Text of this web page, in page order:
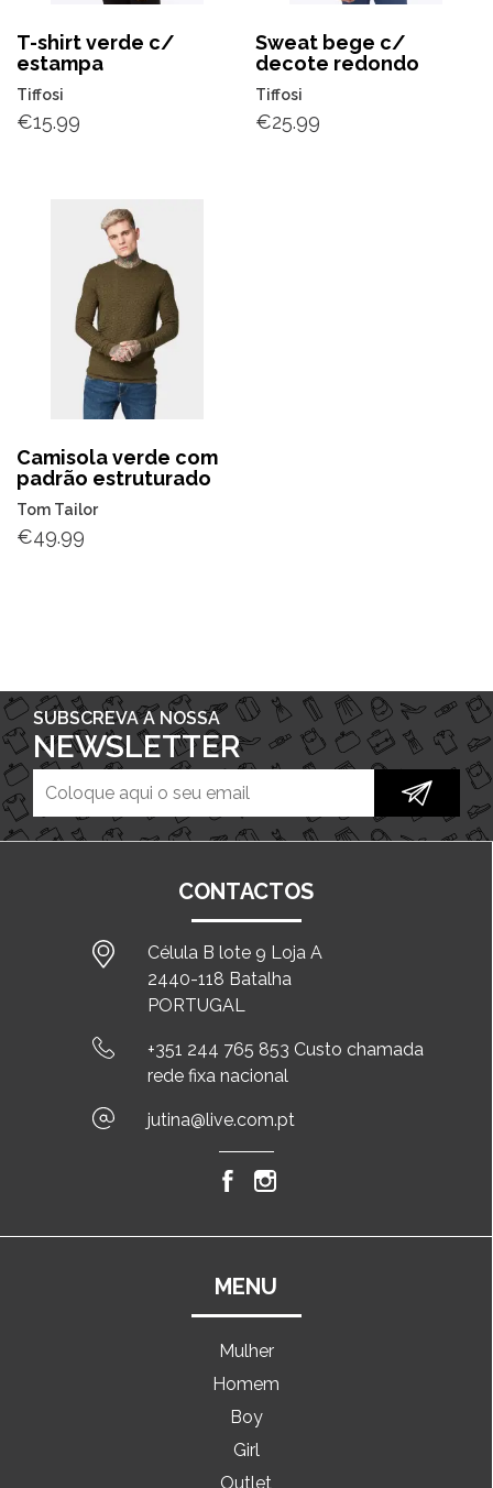
T-shirt verde c/
estampa
Tiffosi
€15.99
Sweat bege c/
decote redondo
Tiffosi
€25.99
Camisola verde com
padrão estruturado
Tom Tailor
€49.99
SUBSCREVA A NOSSA
NEWSLETTER
CONTACTOS
Célula B lote 9 Loja A
2440-118 Batalha
PORTUGAL
+351 244 765 853 Custo chamada
rede fixa nacional
jutina@live.com.pt
MENU
Mulher
Homem
Boy
Girl
Outlet